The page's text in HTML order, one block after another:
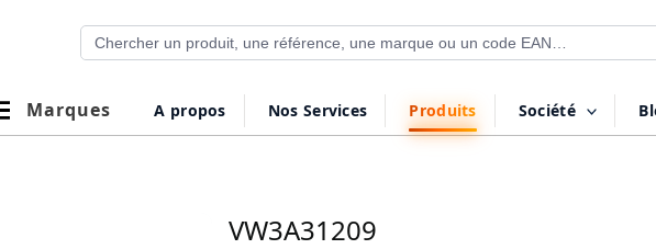
Recherche de produits
Marques A propos Nos Services Produits Société
VW3A31209